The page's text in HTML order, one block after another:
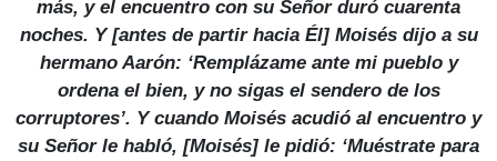
más, y el encuentro con su Señor duró cuarenta
noches. Y [antes de partir hacia Él] Moisés dijo a su
hermano Aarón: ‘Remplázame ante mi pueblo y
ordena el bien, y no sigas el sendero de los
corruptores’. Y cuando Moisés acudió al encuentro y
su Señor le habló, [Moisés] le pidió: ‘Muéstrate para